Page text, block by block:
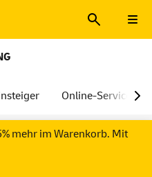
Online-Services
mehr im Warenkorb. Mit